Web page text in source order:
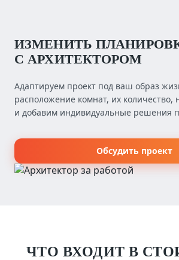
ИЗМЕНИТЬ
С АРХИТЕКТОРОМ
Адаптируем проект под ваш образ
расположение комнат, их количество,
и добавим индивидуальные решения
Обсудить проект
ЧТО ВХОДИТ В